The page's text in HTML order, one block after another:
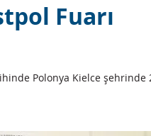
Fuarı
Polonya Kielce